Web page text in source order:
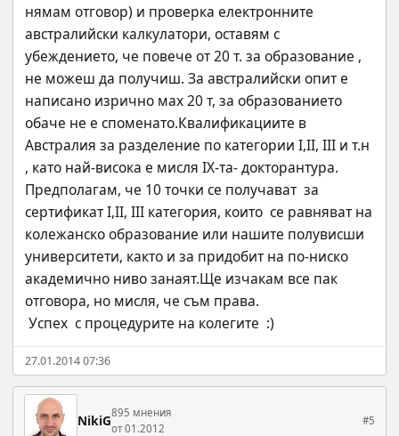
нямам отговор) и проверка електронните
австралийски калкулатори, оставям с
убеждението, че повече от 20 т. за образование ,
не можеш да получиш. За австралийски опит е
написано изрично мах 20 т, за образованието
обаче не е споменато.Квалификациите в
Австралия за разделение по категории I,II, III и т.н
, като най-висока е мисля IX-та- докторантура.
Предполагам, че 10 точки се получават  за
сертификат I,II, III категория, които  се равняват на
колежанско образование или нашите полувисши
университети, както и за придобит на по-ниско
академично ниво занаят.Ще изчакам все пак
отговора, но мисля, че съм права.
Успех  с процедурите на колегите  :)
27.01.2014 07:36
NikiG895 мнения
от 01.2012
#5